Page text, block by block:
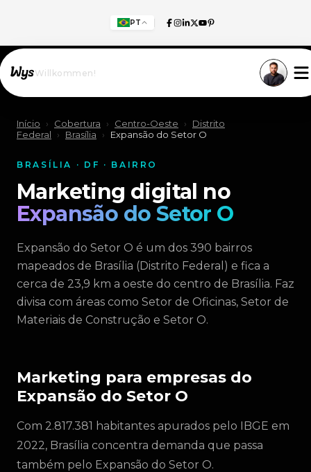
PT
Willkommen!
Início › Cobertura › Centro-Oeste ›
Distrito
Federal
› Brasília › Expansão do Setor O
BRASÍLIA · DF · BAIRRO
Marketing digital no
Expansão do Setor O
Expansão do Setor O é um dos 390 bairros
mapeados de Brasília (Distrito Federal) e fica a
cerca de 23,9 km a oeste do centro de Brasília. Faz
divisa com áreas como Setor de Oficinas, Setor de
Materiais de Construção e Setor O.
Marketing para empresas do
Expansão do Setor O
Com 2.817.381 habitantes apurados pelo IBGE em
2022, Brasília concentra demanda que passa
também pelo Expansão do Setor O.